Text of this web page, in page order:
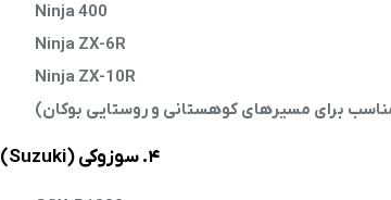
Ninja 400
Ninja ZX-6R
Ninja ZX-10R
۴. سوزوکی (Suzuki)